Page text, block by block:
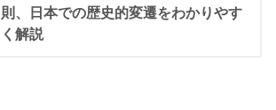
則、日本での歴史的変遷をわかりやす
く解説